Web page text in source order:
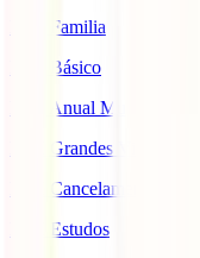
IATI Familia
IATI Básico
IATI Anual Multiviagem
IATI Grandes Viajantes
IATI Cancelamento
IATI Estudos